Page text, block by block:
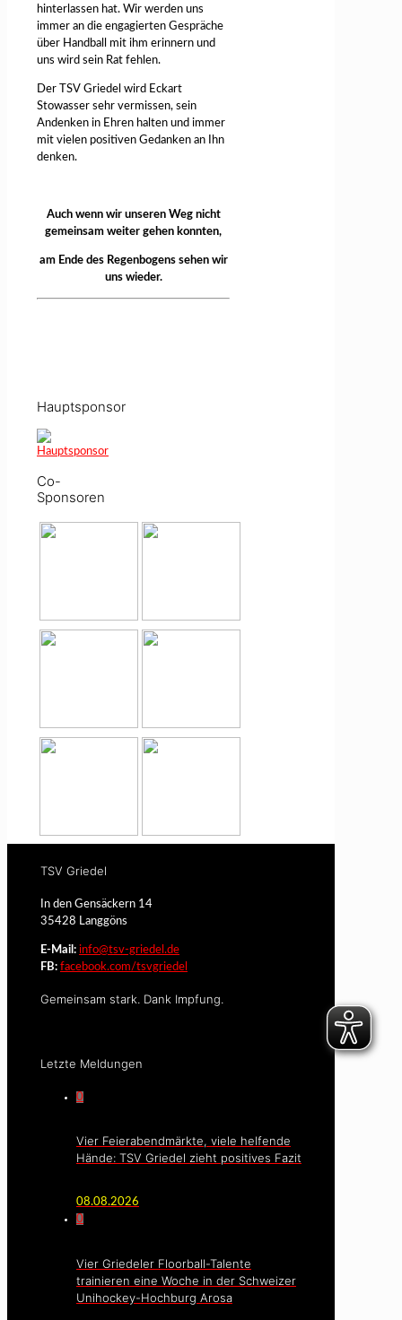
hinterlassen hat. Wir werden uns
immer an die engagierten Gespräche
über Handball mit ihm erinnern und
uns wird sein Rat fehlen.
Der TSV Griedel wird Eckart
Stowasser sehr vermissen, sein
Andenken in Ehren halten und immer
mit vielen positiven Gedanken an Ihn
denken.
Auch wenn wir unseren Weg nicht
gemeinsam weiter gehen konnten,
am Ende des Regenbogens sehen wir
uns wieder.
Hauptsponsor
Co-
Sponsoren
TSV Griedel
In den Gensäckern 14
35428 Langgöns
E-Mail: info@tsv-griedel.de
FB: facebook.com/tsvgriedel
Gemeinsam stark. Dank Impfung.
Letzte Meldungen
0
Vier Feierabendmärkte, viele helfende
Hände: TSV Griedel zieht positives Fazit
08.08.2026
0
Vier Griedeler Floorball-Talente
trainieren eine Woche in der Schweizer
Unihockey-Hochburg Arosa